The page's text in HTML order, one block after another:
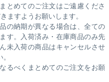
とめてのご注文はご遠慮くださ
ますようお願いします。
の納期が異なる場合は、全ての
す。入荷済み・在庫商品のみ先
未入荷の商品はキャンセルさせ
るべくまとめてのご注文をお願